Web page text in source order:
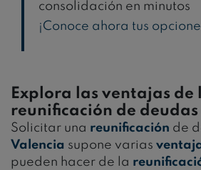
consolidación en minutos
¡Conoce ahora tus
Explora las ventajas de
reunificación de deudas
Solicitar una reunificación de
Valencia supone varias
pueden hacer de la